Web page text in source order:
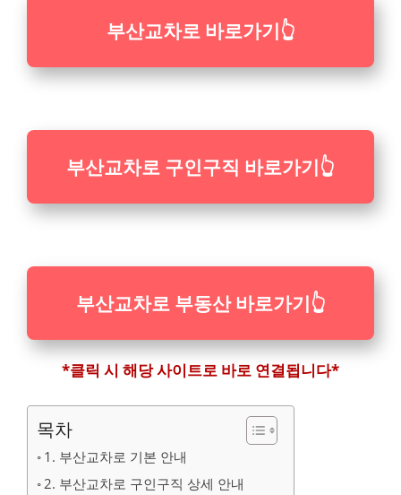
부산교차로 바로가기👆
부산교차로 구인구직 바로가기👆
부산교차로 부동산 바로가기👆
*클릭 시 해당 사이트로 바로 연결됩니다*
목차
1. 부산교차로 기본 안내
2. 부산교차로 구인구직 상세 안내